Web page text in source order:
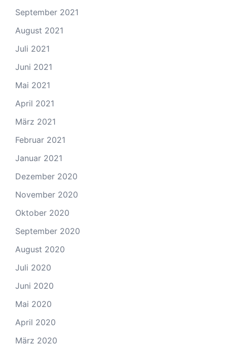
September 2021
August 2021
Juli 2021
Juni 2021
Mai 2021
April 2021
März 2021
Februar 2021
Januar 2021
Dezember 2020
November 2020
Oktober 2020
September 2020
August 2020
Juli 2020
Juni 2020
Mai 2020
April 2020
März 2020